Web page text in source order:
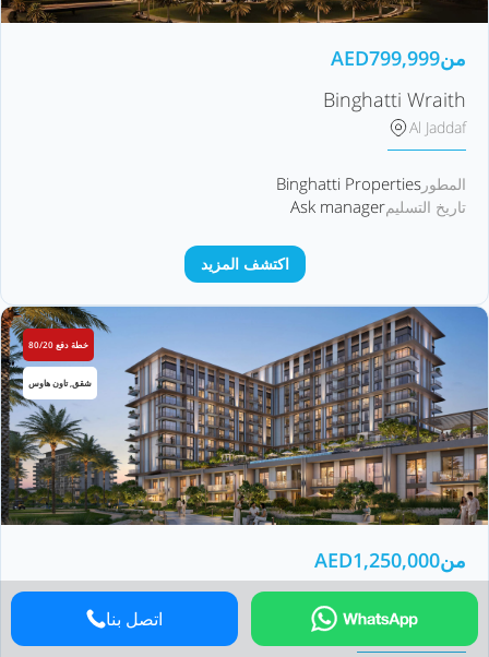
من AED799,999
Binghatti Wraith
Al Jaddaf
المطور Binghatti Properties
تاريخ التسليمAsk manager
اكتشف المزيد
خطة دفع 80/20
شقق, تاون هاوس
من AED1,250,000
Emaar South اتصل بنا